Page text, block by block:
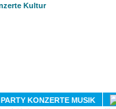
PARTY KONZERTE MUSIK